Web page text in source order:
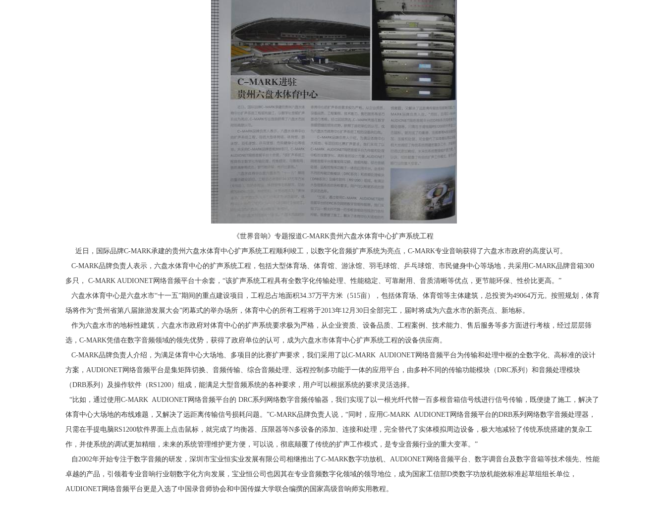
《世界音响》专题报道C-MARK贵州六盘水体育中心扩声系统工程
近日，国际品牌C-MARK承建的贵州六盘水体育中心扩声系统工程顺利竣工，以数字化音频扩声系统为亮点，C-MARK专业音响获得了六盘水市政府的高度认可。
C-MARK品牌负责人表示，六盘水体育中心的扩声系统工程，包括大型体育场、体育馆、游泳馆、羽毛球馆、乒乓球馆、市民健身中心等场地，共采用C-MARK品牌音箱300
多只， C-MARK AUDIONET网络音频平台十余套，“该扩声系统工程具有全数字化传输处理、性能稳定、可靠耐用、音质清晰等优点，更节能环保、性价比更高。”
六盘水体育中心是六盘水市“十一五”期间的重点建设项目，工程总占地面积34.37万平方米（515亩），包括体育场、体育馆等主体建筑，总投资为49064万元。按照规划，体育
场将作为“贵州省第八届旅游发展大会”闭幕式的举办场所，体育中心的所有工程将于2013年12月30日全部完工，届时将成为六盘水市的新亮点、新地标。
作为六盘水市的地标性建筑，六盘水市政府对体育中心的扩声系统要求极为严格，从企业资质、设备品质、工程案例、技术能力、售后服务等多方面进行考核，经过层层筛
选，C-MARK凭借在数字音频领域的领先优势，获得了政府单位的认可，成为六盘水市体育中心扩声系统工程的设备供应商。
C-MARK品牌负责人介绍，为满足体育中心大场地、多项目的比赛扩声要求，我们采用了以C-MARK AUDIONET网络音频平台为传输和处理中枢的全数字化、高标准的设计
方案，AUDIONET网络音频平台是集矩阵切换、音频传输、综合音频处理、远程控制多功能于一体的应用平台，由多种不同的传输功能模块（DRC系列）和音频处理模块
（DRB系列）及操作软件（RS1200）组成，能满足大型音频系统的各种要求，用户可以根据系统的要求灵活选择。
“比如，通过使用C-MARK AUDIONET网络音频平台的 DRC系列网络数字音频传输器，我们实现了以一根光纤代替一百多根音箱信号线进行信号传输，既便捷了施工，解决了
体育中心大场地的布线难题，又解决了远距离传输信号损耗问题。”C-MARK品牌负责人说，“同时，应用C-MARK AUDIONET网络音频平台的DRB系列网络数字音频处理器，
只需在手提电脑RS1200软件界面上点击鼠标，就完成了均衡器、压限器等N多设备的添加、连接和处理，完全替代了实体模拟周边设备，极大地减轻了传统系统搭建的复杂工
作，并使系统的调试更加精细，未来的系统管理维护更方便，可以说，彻底颠覆了传统的扩声工作模式，是专业音频行业的重大变革。”
自2002年开始专注于数字音频的研发，深圳市宝业恒实业发展有限公司相继推出了C-MARK数字功放机、AUDIONET网络音频平台、数字调音台及数字音箱等技术领先、性能
卓越的产品，引领着专业音响行业朝数字化方向发展，宝业恒公司也因其在专业音频数字化领域的领导地位，成为国家工信部D类数字功放机能效标准起草组组长单位，
AUDIONET网络音频平台更是入选了中国录音师协会和中国传媒大学联合编撰的国家高级音响师实用教程。